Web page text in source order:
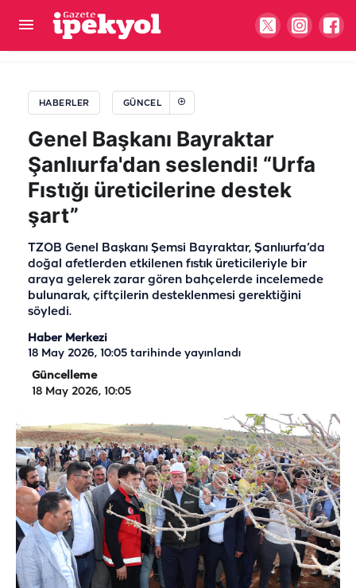
HABERLER GÜNCEL
Genel Başkanı Bayraktar
Şanlıurfa'dan seslendi! “Urfa
Fıstığı üreticilerine destek
şart”
TZOB Genel Başkanı Şemsi Bayraktar, Şanlıurfa’da
doğal afetlerden etkilenen fıstık üreticileriyle bir
araya gelerek zarar gören bahçelerde incelemede
bulunarak, çiftçilerin desteklenmesi gerektiğini
söyledi.
Haber Merkezi
18 May 2026, 10:05 tarihinde yayınlandı
Güncelleme
18 May 2026, 10:05
Başkan Bucak müjdeyi verdi! Temeli atıldı